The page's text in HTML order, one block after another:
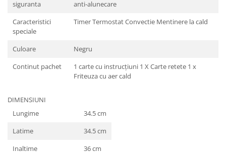
siguranta
anti-alunecare
Caracteristici
speciale
Timer Termostat Convectie Mentinere la cald
Culoare
Negru
Continut pachet
1 carte cu instrucţiuni 1 X Carte retete 1 x
Friteuza cu aer cald
DIMENSIUNI
Lungime
34.5 cm
Latime
34.5 cm
Inaltime
36 cm